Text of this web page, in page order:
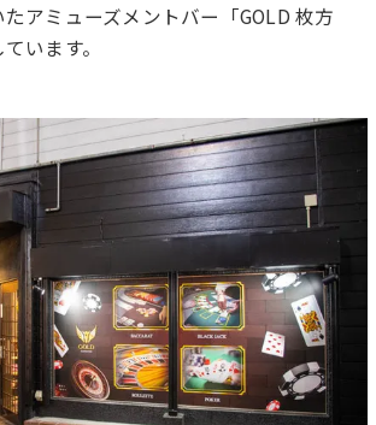
アミューズメントバー「GOLD 枚方
います。